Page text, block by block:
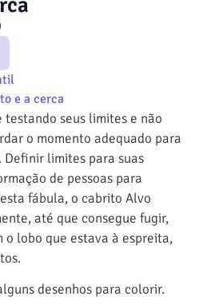
e a cerca
testando seus limites e não
o momento adequado para
limites para suas
de pessoas para
fábula, o cabrito Alvo
até que consegue fugir,
o lobo que estava à espreita,
desenhos para colorir.